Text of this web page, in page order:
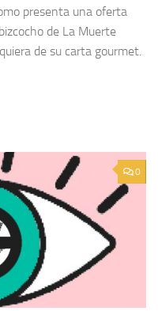
presenta una oferta
de La Muerte
de su carta gourmet.
0